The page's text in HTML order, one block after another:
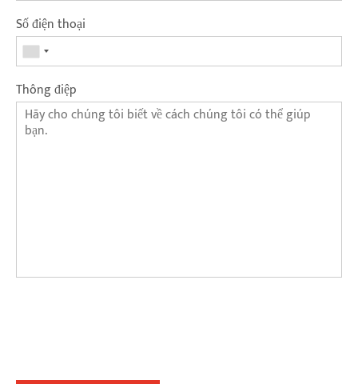
Số điện thoại
Thông điệp